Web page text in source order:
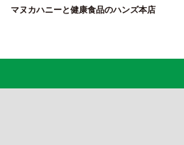
マヌカハニーと健康食品のハンズ本店